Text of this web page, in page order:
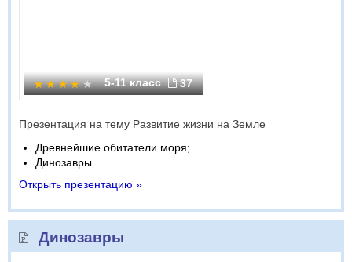
5-11 класс 37
Презентация на тему Развитие жизни на Земле
Древнейшие обитатели моря;
Динозавры.
Открыть презентацию »
Динозавры